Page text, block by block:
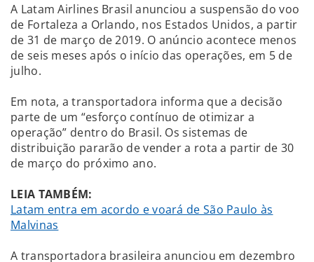
A Latam Airlines Brasil anunciou a suspensão do voo
de Fortaleza a Orlando, nos Estados Unidos, a partir
de 31 de março de 2019. O anúncio acontece menos
de seis meses após o início das operações, em 5 de
julho.
Em nota, a transportadora informa que a decisão
parte de um “esforço contínuo de otimizar a
operação” dentro do Brasil. Os sistemas de
distribuição pararão de vender a rota a partir de 30
de março do próximo ano.
LEIA TAMBÉM:
Latam entra em acordo e voará de São Paulo às
Malvinas
A transportadora brasileira anunciou em dezembro